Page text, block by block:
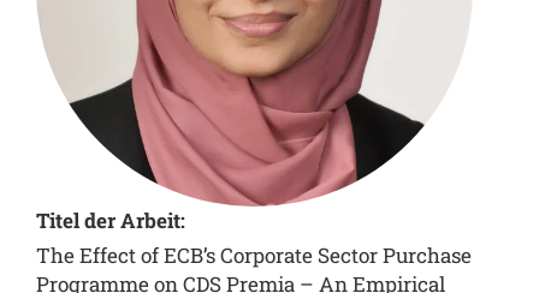
Titel der Arbeit:
The Effect of ECB’s Corporate Sector Purchase
Programme on CDS Premia – An Empirical